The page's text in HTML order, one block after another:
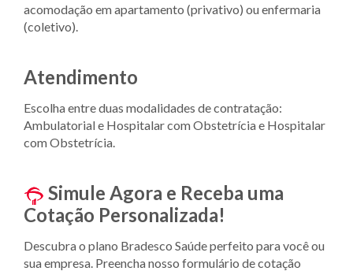
acomodação em apartamento (privativo) ou enfermaria
(coletivo).
Atendimento
Escolha entre duas modalidades de contratação:
Ambulatorial e Hospitalar com Obstetrícia e Hospitalar
com Obstetrícia.
Simule Agora e Receba uma
Cotação Personalizada!
Descubra o plano Bradesco Saúde perfeito para você ou
sua empresa. Preencha nosso formulário de cotação